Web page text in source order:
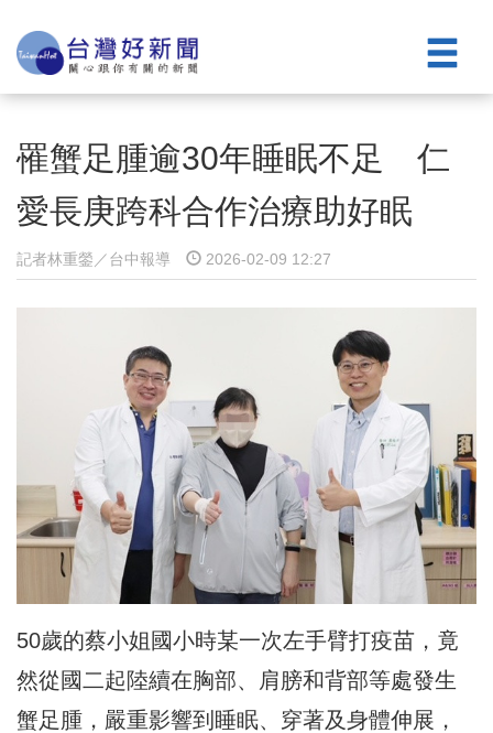
罹蟹足腫逾30年睡眠不足 仁
愛長庚跨科合作治療助好眠
記者林重鎣／台中報導 2026-02-09 12:27
50歲的蔡小姐國小時某一次左手臂打疫苗， 竟
然從國二起陸續在胸部、肩膀和背部等處發生
蟹足腫， 嚴重影響到睡眠、穿著及身體伸展，